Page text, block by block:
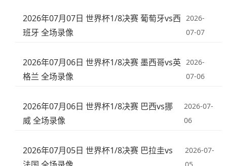
2026年07月07日 世界杯1/8决赛 葡萄牙vs西
班牙 全场录像
2026-
07-07
2026年07月06日 世界杯1/8决赛 墨西哥vs英
格兰 全场录像
2026-
07-06
2026年07月06日 世界杯1/8决赛 巴西vs挪
威 全场录像
2026-07-
06
2026年07月05日 世界杯1/8决赛 巴拉圭vs
2026-07-